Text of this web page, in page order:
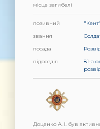
місце загибелі
позивний
звання
посада
підрозділ
81-а
Доценко А. І. був